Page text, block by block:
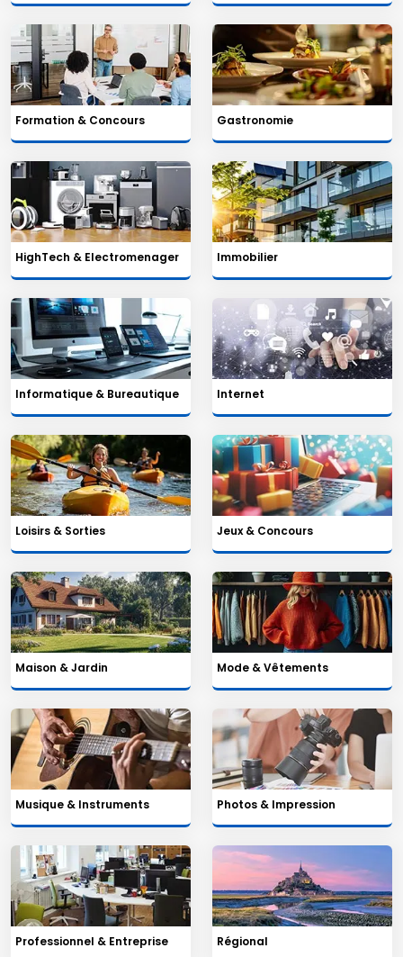
Formation & Concours Gastronomie
HighTech & Electromenager Immobilier
Informatique & Bureautique Internet
Loisirs & Sorties Jeux & Concours
Maison & Jardin Mode & Vêtements
Musique & Instruments Photos & Impression
Professionnel & Entreprise Régional